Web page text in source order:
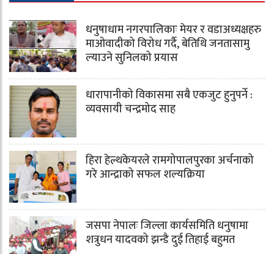
धनुषाधाम नगरपालिकाः मेयर र वडाअध्यक्षहरु
माओवादीको विरोध गर्दै, बेतिथि जनतासामु
ल्याउने सुनिलको प्रयास
धारापानीको विकासमा सबै एकजुट हुनुपर्ने :
व्यवसायी चन्द्रमोद साह
हिरा हेल्थकेयरले रामगोपालपुरका अर्चनाको
गरे आन्द्राको सफल शल्यक्रिया
जसपा नेपालः जिल्ला कार्यसमिति धनुषामा
शत्रुधन यादवको झन्डै दुई तिहाई बहुमत